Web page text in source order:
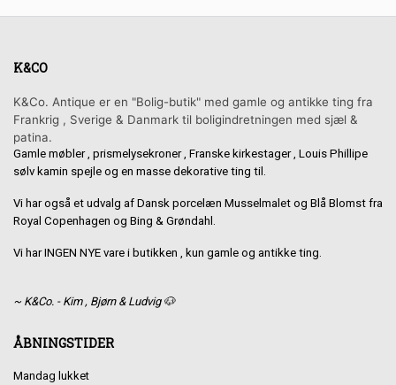
K&CO
K&Co. Antique er en "Bolig-butik" med gamle og antikke ting fra
Frankrig , Sverige & Danmark til boligindretningen med sjæl &
patina.
Gamle møbler , prismelysekroner , Franske kirkestager , Louis Phillipe
sølv kamin spejle og en masse dekorative ting til.
Vi har også et udvalg af Dansk porcelæn Musselmalet og Blå Blomst fra
Royal Copenhagen og Bing & Grøndahl.
Vi har INGEN NYE vare i butikken , kun gamle og antikke ting.
~ K&Co. - Kim , Bjørn & Ludvig 🐶
ÅBNINGSTIDER
Mandag lukket